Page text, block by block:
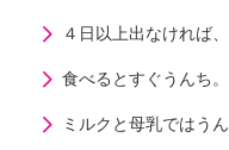
４日以上出なければ
食べるとすぐうんち
ミルクと母乳ではう